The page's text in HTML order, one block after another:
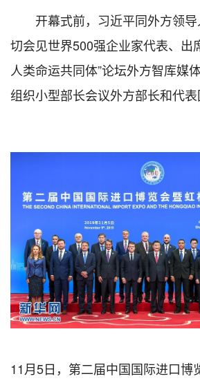
开幕式前，习近平同外方领导
切会见世界500强企业家代表、出
人类命运共同体”论坛外方智库媒
组织小型部长会议外方部长和代表
11月5日，第二届中国国际进口博